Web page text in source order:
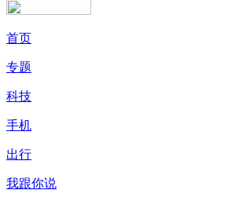
首页
专题
科技
手机
出行
我跟你说